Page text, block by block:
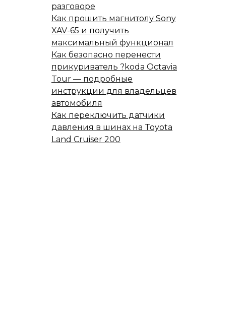
разговоре
Как прошить магнитолу Sony
XAV-65 и получить
максимальный функционал
Как безопасно перенести
прикуриватель ?koda Octavia
Tour — подробные
инструкции для владельцев
автомобиля
Как переключить датчики
давления в шинах на Toyota
Land Cruiser 200